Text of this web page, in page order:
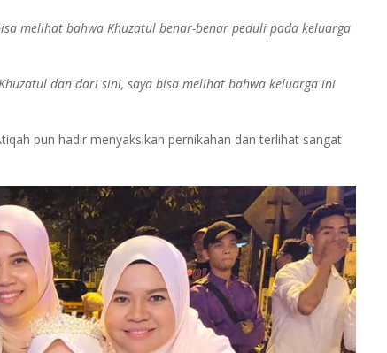
melihat bahwa Khuzatul benar-benar peduli pada keluarga
dan dari sini, saya bisa melihat bahwa keluarga ini
pun hadir menyaksikan pernikahan dan terlihat sangat